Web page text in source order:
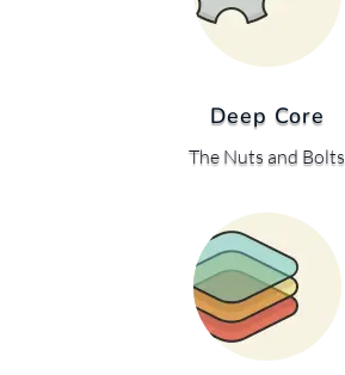
Deep Core
The Nuts and Bolts